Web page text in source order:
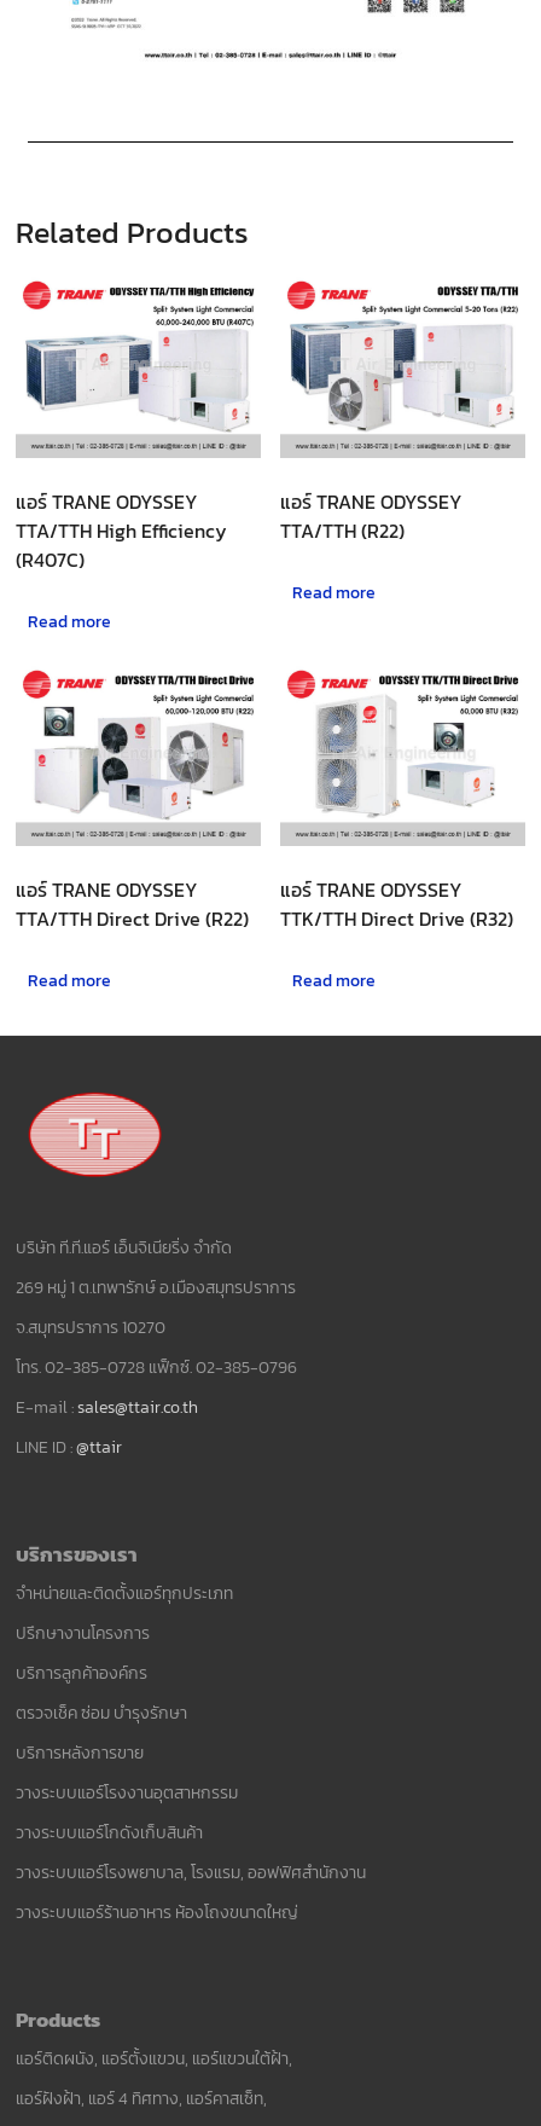
Related Products
แอร์ TRANE ODYSSEY
TTA/TTH High Efficiency
(R407C)
Read more
แอร์ TRANE ODYSSEY
TTA/TTH (R22)
Read more
แอร์ TRANE ODYSSEY
TTA/TTH Direct Drive (R22)
Read more
แอร์ TRANE ODYSSEY
TTK/TTH Direct Drive (R32)
Read more
บริษัท ที.ที.แอร์ เอ็นจิเนียริ่ง จำกัด
269 หมู่ 1 ต.เทพารักษ์ อ.เมืองสมุทรปราการ
จ.สมุทรปราการ 10270
โทร. 02-385-0728 แฟ็กซ์. 02-385-0796
E-mail :sales@ttair.co.th
LINE ID :@ttair
บริการของเรา
จำหน่ายและติดตั้งแอร์ทุกประเภท
ปรึกษางานโครงการ
บริการลูกค้าองค์กร
ตรวจเช็ค ซ่อม บำรุงรักษา
บริการหลังการขาย
วางระบบแอร์โรงงานอุตสาหกรรม
วางระบบแอร์โกดังเก็บสินค้า
วางระบบแอร์โรงพยาบาล, โรงแรม, ออฟฟิศสำนักงาน
วางระบบแอร์ร้านอาหาร ห้องโถงขนาดใหญ่
Products
แอร์ติดผนัง, แอร์ตั้งแขวน, แอร์แขวนใต้ฝ้า,
แอร์ฝังฝ้า, แอร์ 4 ทิศทาง, แอร์คาสเซ็ท,